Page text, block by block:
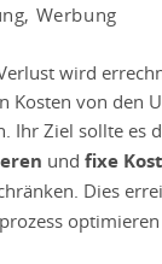
Werbung
wird
Kosten von den
Ihr Ziel sollte es
und fixe
Dies